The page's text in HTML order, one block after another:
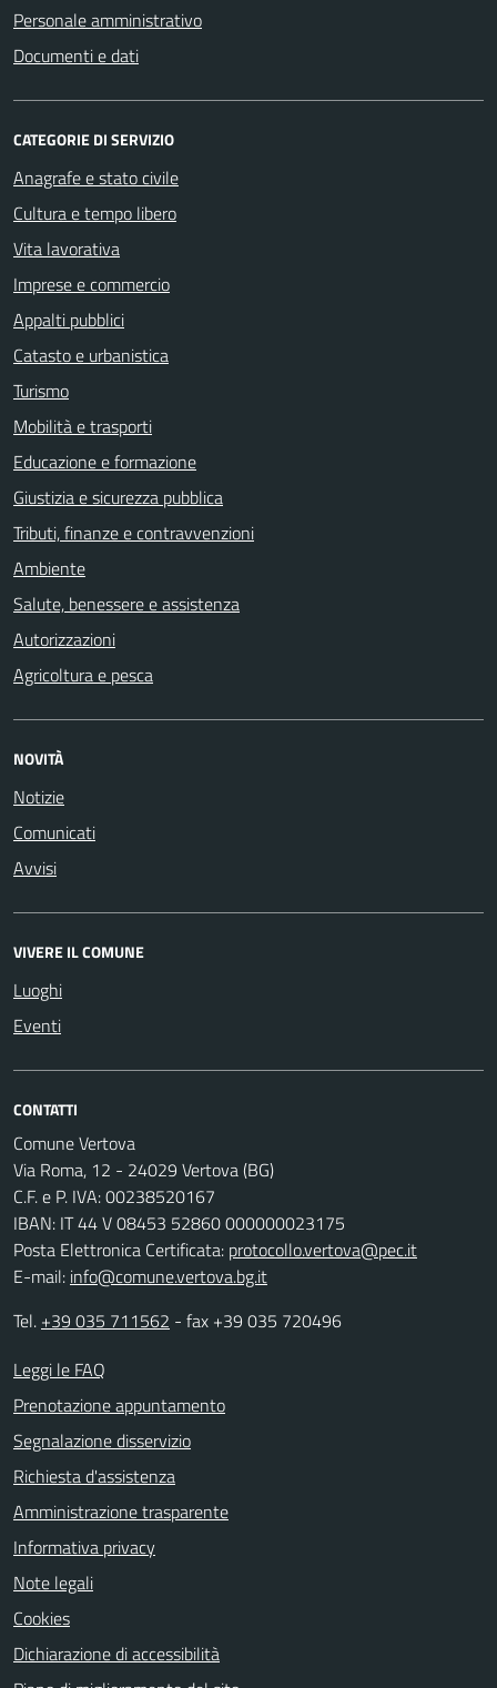
Personale amministrativo
Documenti e dati
CATEGORIE DI SERVIZIO
Anagrafe e stato civile
Cultura e tempo libero
Vita lavorativa
Imprese e commercio
Appalti pubblici
Catasto e urbanistica
Turismo
Mobilità e trasporti
Educazione e formazione
Giustizia e sicurezza pubblica
Tributi, finanze e contravvenzioni
Ambiente
Salute, benessere e assistenza
Autorizzazioni
Agricoltura e pesca
NOVITÀ
Notizie
Comunicati
Avvisi
VIVERE IL COMUNE
Luoghi
Eventi
CONTATTI
Comune Vertova
Via Roma, 12 - 24029 Vertova (BG)
C.F. e P. IVA: 00238520167
IBAN: IT 44 V 08453 52860 000000023175
Posta Elettronica Certificata: protocollo.vertova@pec.it
E-mail: info@comune.vertova.bg.it
Tel. +39 035 711562 - fax +39 035 720496
Leggi le FAQ
Prenotazione appuntamento
Segnalazione disservizio
Richiesta d'assistenza
Amministrazione trasparente
Informativa privacy
Note legali
Cookies
Dichiarazione di accessibilità